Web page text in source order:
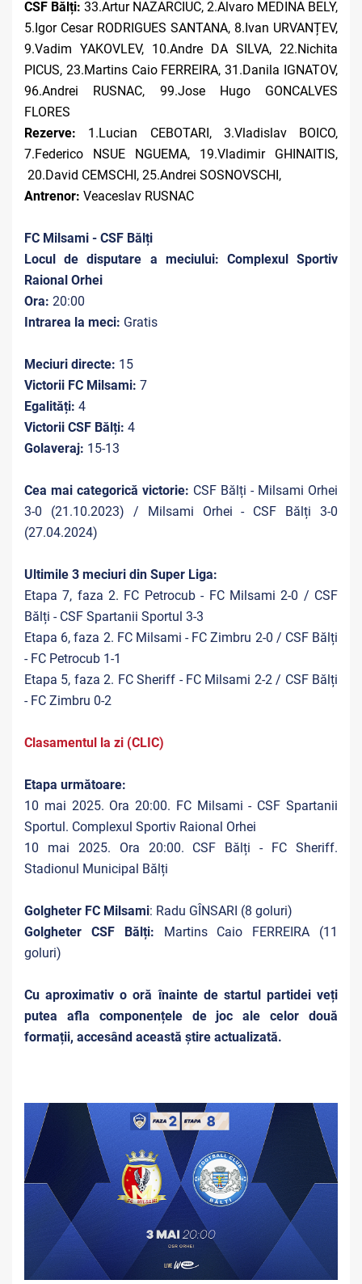
CSF Bălți: 33.Artur NAZARCIUC, 2.Alvaro MEDINA BELY,
5.Igor Cesar RODRIGUES SANTANA, 8.Ivan URVANȚEV,
9.Vadim YAKOVLEV, 10.Andre DA SILVA, 22.Nichita
PICUS, 23.Martins Caio FERREIRA, 31.Danila IGNATOV,
96.Andrei RUSNAC, 99.Jose Hugo GONCALVES
FLORES
Rezerve: 1.Lucian CEBOTARI, 3.Vladislav BOICO,
7.Federico NSUE NGUEMA, 19.Vladimir GHINAITIS,
20.David CEMSCHI, 25.Andrei SOSNOVSCHI,
Antrenor: Veaceslav RUSNAC
FC Milsami - CSF Bălți
Locul de disputare a meciului: Complexul Sportiv
Raional Orhei
Ora: 20:00
Intrarea la meci: Gratis
Meciuri directe: 15
Victorii FC Milsami: 7
Egalități: 4
Victorii CSF Bălți: 4
Golaveraj: 15-13
Cea mai categorică victorie: CSF Bălți - Milsami Orhei
3-0 (21.10.2023) / Milsami Orhei - CSF Bălți 3-0
(27.04.2024)
Ultimile 3 meciuri din Super Liga:
Etapa 7, faza 2. FC Petrocub - FC Milsami 2-0 / CSF
Bălți - CSF Spartanii Sportul 3-3
Etapa 6, faza 2. FC Milsami - FC Zimbru 2-0 / CSF Bălți
- FC Petrocub 1-1
Etapa 5, faza 2. FC Sheriff - FC Milsami 2-2 / CSF Bălți
- FC Zimbru 0-2
Clasamentul la zi (CLIC)
Etapa următoare:
10 mai 2025. Ora 20:00. FC Milsami - CSF Spartanii
Sportul. Complexul Sportiv Raional Orhei
10 mai 2025. Ora 20:00. CSF Bălți - FC Sheriff.
Stadionul Municipal Bălți
Golgheter FC Milsami: Radu GÎNSARI (8 goluri)
Golgheter CSF Bălți:
Martins Caio FERREIRA (11
goluri)
Cu aproximativ o oră înainte de startul partidei veți
putea afla componențele de joc ale celor două
formații, accesând această știre actualizată.